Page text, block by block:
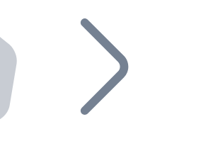
Bitnovo
Bitnovo dans votre entreprise et
dans votre écosystème.